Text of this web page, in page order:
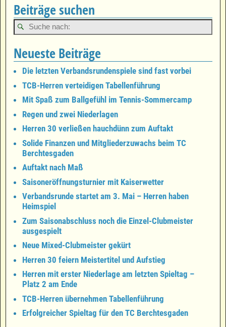
Beiträge suchen
Neueste Beiträge
Die letzten Verbandsrundenspiele sind fast vorbei
TCB-Herren verteidigen Tabellenführung
Mit Spaß zum Ballgefühl im Tennis-Sommercamp
Regen und zwei Niederlagen
Herren 30 verließen hauchdünn zum Auftakt
Solide Finanzen und Mitgliederzuwachs beim TC
Berchtesgaden
Auftakt nach Maß
Saisoneröffnungsturnier mit Kaiserwetter
Verbandsrunde startet am 3. Mai – Herren haben
Heimspiel
Zum Saisonabschluss noch die Einzel-Clubmeister
ausgespielt
Neue Mixed-Clubmeister gekürt
Herren 30 feiern Meistertitel und Aufstieg
Herren mit erster Niederlage am letzten Spieltag –
Platz 2 am Ende
TCB-Herren übernehmen Tabellenführung
Erfolgreicher Spieltag für den TC Berchtesgaden